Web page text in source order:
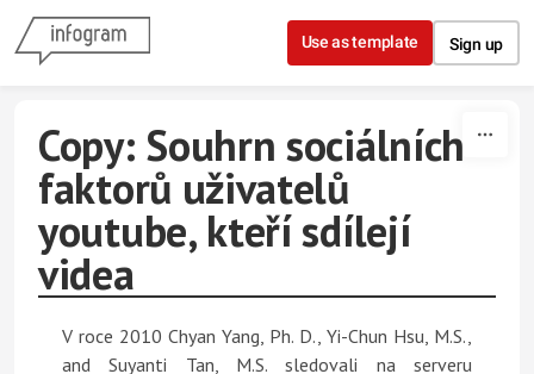
Skip to content
Use as template Sign up
Copy: Souhrn sociálních
faktorů uživatelů
youtube, kteří sdílejí
videa
V roce 2010 Chyan Yang, Ph. D., Yi-Chun Hsu, M.S.,
and Suyanti Tan, M.S. sledovali na serveru